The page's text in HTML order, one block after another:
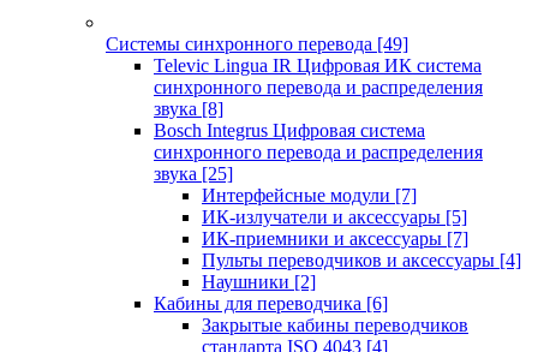
Системы синхронного перевода [49]
Televic Lingua IR Цифровая ИК система
синхронного перевода и распределения
звука [8]
Bosch Integrus Цифровая система
синхронного перевода и распределения
звука [25]
Интерфейсные модули [7]
ИК-излучатели и аксессуары [5]
ИК-приемники и аксессуары [7]
Пульты переводчиков и аксессуары [4]
Наушники [2]
Кабины для переводчика [6]
Закрытые кабины переводчиков
стандарта ISO 4043 [4]